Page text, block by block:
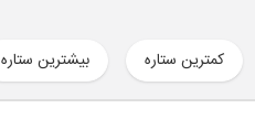
کمترین ستاره بیشترین ستاره